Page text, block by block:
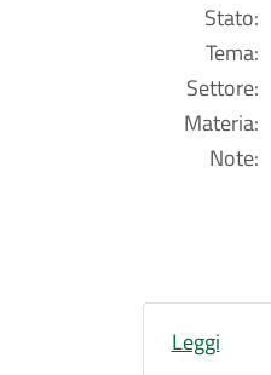
Stato:
Tema:
Settore:
Materia:
Note:
Leggi